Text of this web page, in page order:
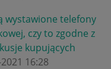
wystawione telefony
czy to zgodne z
kupujących
16:28